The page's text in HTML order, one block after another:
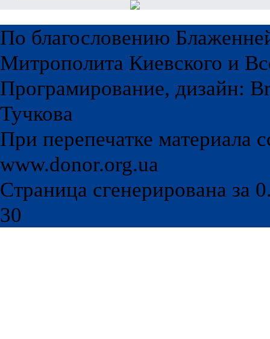
По благословению
Митрополита Киевского и
Програмирование, дизайн:
Тучкова
При перепечатке материала
www.donor.org.ua
Страница сгенерирована за
30